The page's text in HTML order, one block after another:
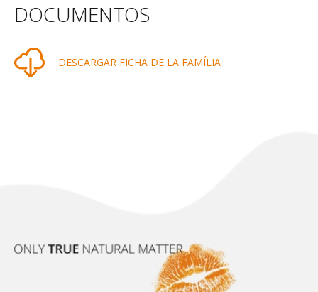
DOCUMENTOS
DESCARGAR FICHA DE LA FAMÍLIA